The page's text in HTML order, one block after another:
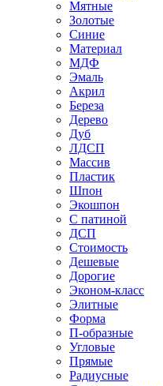
Мятные
Золотые
Синие
Материал
МДФ
Эмаль
Акрил
Береза
Дерево
Дуб
ЛДСП
Массив
Пластик
Шпон
Экошпон
С патиной
ДСП
Стоимость
Дешевые
Дорогие
Эконом-класс
Элитные
Форма
П-образные
Угловые
Прямые
Радиусные